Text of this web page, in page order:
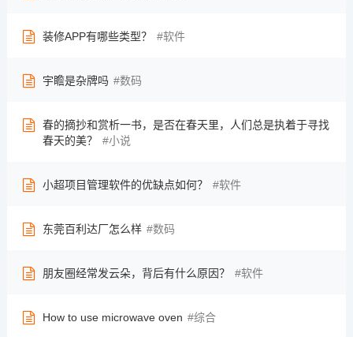
装修APP有哪些类型？ 软件
宇瞻是杂牌吗 数码
春的摘抄和赏析一书，是否在春天里，人们总是执着于寻找
春天的美？
小说
小超项目管理软件的优缺点如何？ 软件
东莞百利达厂怎么样 数码
朋友圈经常发云朵，背后有什么原因？ 软件
How to use microwave oven 综合